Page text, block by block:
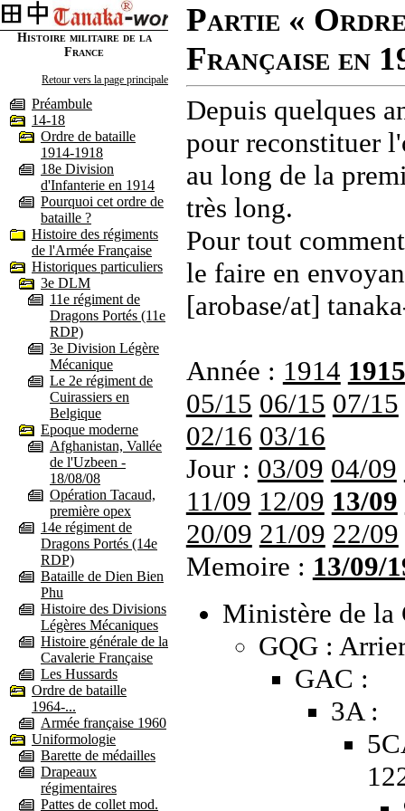
Histoire militaire de la
France
Retour vers la page principale
Préambule
14-18
Ordre de bataille
1914-1918
18e Division
d'Infanterie en 1914
Pourquoi cet ordre de
bataille ?
Histoire des régiments
de l'Armée Française
Historiques particuliers
3e DLM
11e régiment de
Dragons Portés (11e
RDP)
3e Division Légère
Mécanique
Le 2e régiment de
Cuirassiers en
Belgique
Epoque moderne
Afghanistan, Vallée
de l'Uzbeen -
18/08/08
Opération Tacaud,
première opex
14e régiment de
Dragons Portés (14e
RDP)
Bataille de Dien Bien
Phu
Histoire des Divisions
Légères Mécaniques
Histoire générale de la
Cavalerie Française
Les Hussards
Ordre de bataille
1964-...
Armée française 1960
Uniformologie
Barette de médailles
Drapeaux
régimentaires
Pattes de collet mod.
Partie «
Française en
Depuis quelques
pour reconstituer
au long de la
très long.
Pour tout
le faire en
[arobase/at]
Année : 1914 1915
05/15 06/15 07/15
02/16 03/16
Jour : 03/09 04/09
11/09 12/09 13/09
20/09 21/09 22/09
Memoire : 13/09/
Ministère de la
GQG :
GAC :
3A :